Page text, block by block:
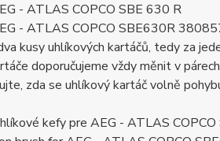
- ATLAS COPCO SBE 630 R
- ATLAS COPCO SBE630R
kusy uhlíkových kartáčů, tedy za
doporučujeme vždy měnit v
zda se uhlíkový kartáč volně
kefy pre AEG - ATLAS